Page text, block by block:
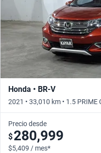
Honda • BR-V
2021 • 33,010 km • 1.5 PRIME
Precio desde
$280,999
$5,409 / mes*